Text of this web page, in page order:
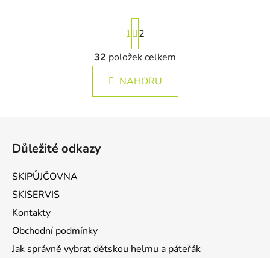
Ovládací prvky výpisu
Stránkování
1
2
32 položek celkem
NAHORU
Důležité odkazy
SKIPŮJČOVNA
SKISERVIS
Kontakty
Obchodní podmínky
Jak správně vybrat dětskou helmu a páteřák